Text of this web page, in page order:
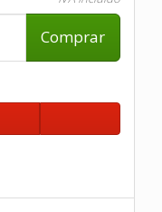
Comprar